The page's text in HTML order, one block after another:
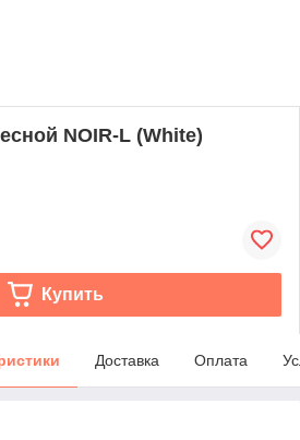
NOIR-L (White)
Купить
Доставка Оплата